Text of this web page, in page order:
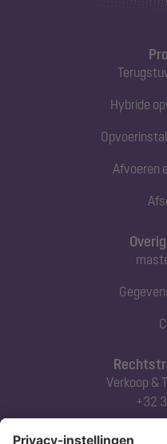
Hybride
Afvoeren
Verkoop &
+32